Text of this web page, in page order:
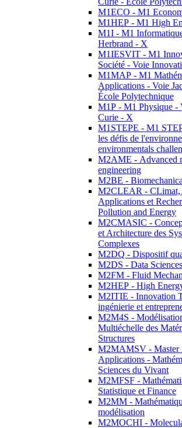
M1ECO - M1
M1HEP - M1 High
M1I - M1
Herbrand - X
M1IESVIT - M1
Société - Voie
M1MAP - M1
Applications - Voie
École Polytechnique
M1P - M1 Physique -
Curie - X
M1STEPE - M1
les défis de
environmentals
M2AME - Advanced
engineering
M2BE -
M2CLEAR - CLimat,
Applications et
Pollution and Energy
M2CMASIC -
et Architecture des
Complexes
M2DQ - Dispositif
M2DS - Data Sciences
M2FM - Fluid
M2HEP - High
M2ITIE - Innovation
ingénierie et
M2M4S -
Multiéchelle des
Structures
M2MAMSV - Master
Applications -
Sciences du Vivant
M2MFSF -
Statistique et Finance
M2MM -
modélisation
M2MOCHI -